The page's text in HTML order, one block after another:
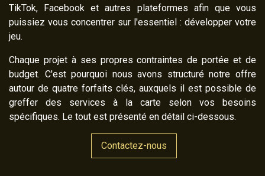
TikTok, Facebook et autres plateformes afin que vous
puissiez vous concentrer sur l'essentiel : développer votre
jeu.
Chaque projet à ses propres contraintes de portée et de
budget. C'est pourquoi nous avons structuré notre offre
autour de quatre forfaits clés, auxquels il est possible de
greffer des services à la carte selon vos besoins
spécifiques. Le tout est présenté en détail ci-dessous.
Contactez-nous